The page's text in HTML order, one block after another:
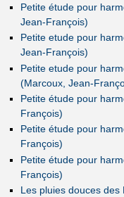
Petite étude pour
Jean-François)
Petite etude pour
Jean-François)
Petite etude pour
(Marcoux, Jean-
Petite étude pour
François)
Petite étude pour
François)
Petite étude pour
François)
Les pluies douces